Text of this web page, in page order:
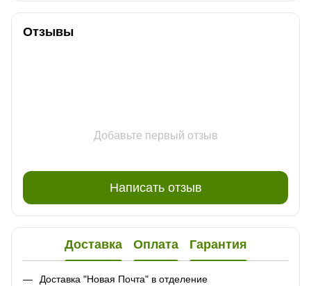
Отзывы
Добавьте первый отзыв
Написать отзыв
Доставка Оплата Гарантия
Доставка "Новая Почта" в отделение